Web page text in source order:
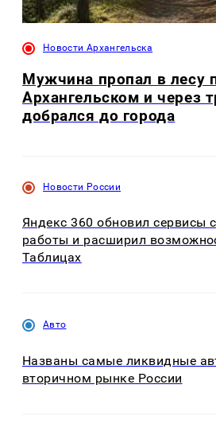
Новости Архангельска
Мужчина пропал в лесу
Архангельском и через
добрался до города
Новости России
Яндекс 360 обновил сервисы
работы и расширил
Таблицах
Авто
Названы самые ликвидные
вторичном рынке России